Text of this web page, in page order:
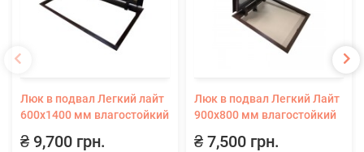
Люк в подвал Легкий лайт
600х1400 мм влагостойкий
₴ 9,700 грн.
Люк в подвал Легкий Лайт
900х800 мм влагостойкий
₴ 7,500 грн.